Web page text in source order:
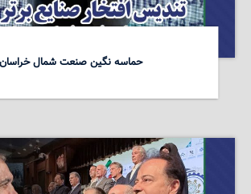
حماسه نگین صنعت شمال خراسان